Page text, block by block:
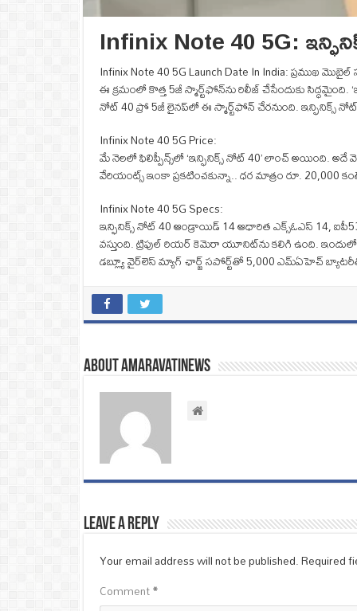
Infinix Note 40 5G:
Infinix Note 40 5G Launch Date In India: ప్రముఖ
ఈ క్రమంలో కొత్త 5జీ స్మార్ట్‌ఫోన్‌ను రిలీజ్ చేసేందుకు
నోట్ 40 ప్రో 5జీ లైనప్‌లో ఈ స్మార్ట్‌ఫోన్ చేరనుంది. ఇన్ఫినిక్స్
Infinix Note 40 5G Price:
మే నెలలో ఫిలిప్పీన్స్‌లో ‘ఇన్ఫినిక్స్ నోట్ 40’ లాంచ్ అయింది. అదే
వేరియంట్స్ ఇంకా ప్రకటించకున్నా.. ధర మాత్రం రూ. 20,000
Infinix Note 40 5G Specs:
ఇన్ఫినిక్స్ నోట్ 40 ఆండ్రాయిడ్ 14 ఆధారిత ఎక్స్ఓఎస్ 14,
వస్తుంది. ట్రిపుల్ రియర్ కెమెరా యూనిట్‌ను కలిగి ఉంది.
డబ్ల్యూ వైర్‌లెస్ మ్యాగ్ ఛార్జ్ సపోర్ట్‌తో 5,000 ఎమ్‌ఏహెచ్‌
About amaravatinews
Leave a Reply
Your email address will not be published.Required
Comment*